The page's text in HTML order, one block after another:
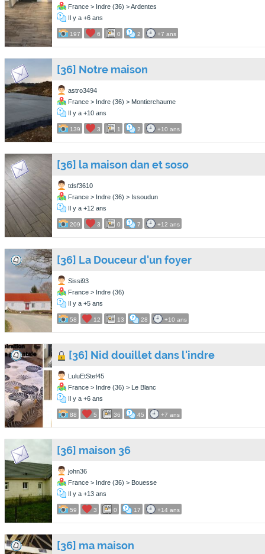
France > Indre (36) > Ardentes
Il y a +6 ans
197 6 0 2 +7 ans
[36] Notre maison
astro3494
France > Indre (36) > Montierchaume
Il y a +10 ans
139 3 1 2 +10 ans
[36] la maison dan et soso
tdsf3610
France > Indre (36) > Issoudun
Il y a +12 ans
209 3 0 7 +12 ans
[36] La Douceur d'un foyer
Sissi93
France > Indre (36)
Il y a +5 ans
58 12 13 28 +10 ans
[36] Nid douillet dans l'indre
LuluEtStef45
France > Indre (36) > Le Blanc
Il y a +6 ans
88 5 36 45 +7 ans
[36] maison 36
john36
France > Indre (36) > Bouesse
Il y a +13 ans
59 3 0 17 +14 ans
[36] ma maison